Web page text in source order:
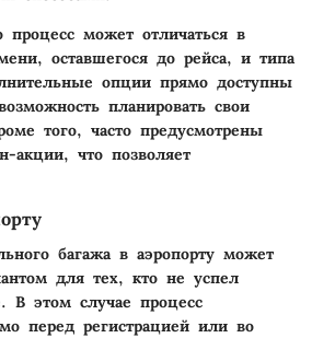
может отличаться в
оставшегося до рейса, и типа
опции прямо доступны
планировать свои
того, часто предусмотрены
акции, что позволяет
багажа в аэропорту может
для тех, кто не успел
В этом случае процесс
перед регистрацией или во